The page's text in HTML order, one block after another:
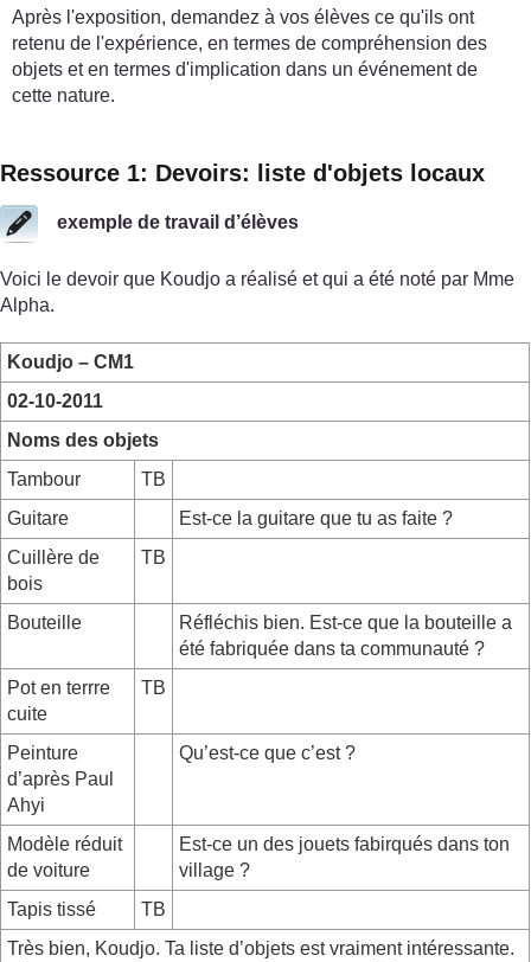
Après l'exposition, demandez à vos élèves ce qu'ils ont
retenu de l'expérience, en termes de compréhension des
objets et en termes d'implication dans un événement de
cette nature.
Ressource 1: Devoirs: liste d'objets locaux
exemple de travail d’élèves
Voici le devoir que Koudjo a réalisé et qui a été noté par Mme
Alpha.
Koudjo – CM1
02-10-2011
Noms des objets
Tambour
TB
Guitare
Est-ce la guitare que tu as faite ?
Cuillère de
bois
TB
Bouteille
Réfléchis bien. Est-ce que la bouteille a
été fabriquée dans ta communauté ?
Pot en terrre
cuite
TB
Peinture
d’après Paul
Ahyi
Qu’est-ce que c’est ?
Modèle réduit
de voiture
Est-ce un des jouets fabirqués dans ton
village ?
Tapis tissé
TB
Très bien, Koudjo. Ta liste d’objets est vraiment intéressante.